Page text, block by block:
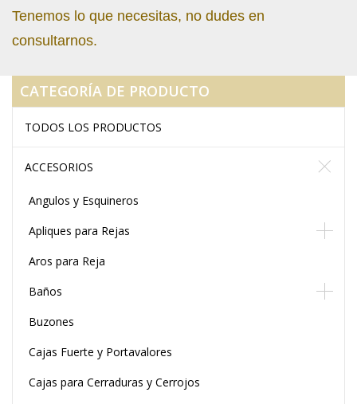
Tenemos lo que necesitas, no dudes en
consultarnos.
CATEGORÍA DE PRODUCTO
TODOS LOS PRODUCTOS
ACCESORIOS
Angulos y Esquineros
Apliques para Rejas
Aros para Reja
Baños
Buzones
Cajas Fuerte y Portavalores
Cajas para Cerraduras y Cerrojos